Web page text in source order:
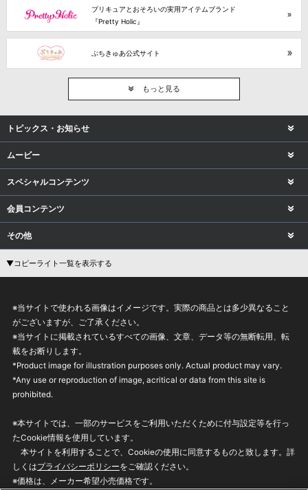
プリキュアとおそろいの実用アイテムブランド
『Pretty Holic』
ぷちきゅあ公式サイト
もっと見る
トピックス・お知らせ
ムービー
スペシャルコンテンツ
会員コンテンツ
その他
▼コピーライト一覧を表示する
※当サイトで使われる画像はイメージです。実際の商品とは多少異なること
がございますが、ご了承ください。
※当サイトに掲載されているすべての画像、文章、データ等の無断転用、転
載をお断りします。
*Product image for illustration purposes only. Actual product may vary.
*Any use or reproduction of image, acritical or data from this site is
prohibited.
※本サイトでは、一部のサービスをご利用いただくために付与設定等を行っ
たCookie情報を使用しています。
本サイトを利用することで、Cookieの使用に同意するものと致します。詳
しくはプライバシーポリシーをご確認ください。
※価格は、メーカー希望小売価格です。